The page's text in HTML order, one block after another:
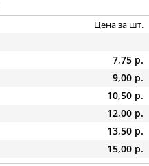
Цена за шт.
7,75 р.
9,00 р.
10,50 р.
12,00 р.
13,50 р.
15,00 р.